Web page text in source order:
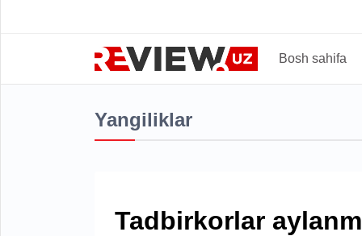
Bosh sahifa
Yangiliklar
Tadbirkorlar